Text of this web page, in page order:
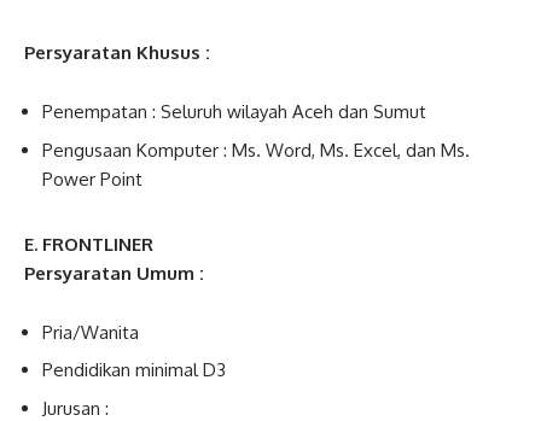
Persyaratan Khusus :
Penempatan : Seluruh wilayah Aceh dan Sumut
Pengusaan Komputer : Ms. Word, Ms. Excel, dan Ms.
Power Point
E. FRONTLINER
Persyaratan Umum :
Pria/Wanita
Pendidikan minimal D3
Jurusan :